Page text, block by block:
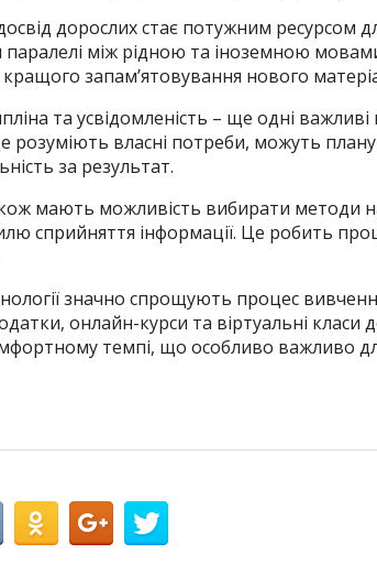
дорослих стає потужним ресурсом
між рідною та іноземною
запам’ятовування нового
та усвідомленість – ще одні важливі
розуміють власні потреби, можуть
за результат.
мають можливість вибирати методи
сприйняття інформації. Це робить
значно спрощують процес
онлайн-курси та віртуальні
темпі, що особливо важливо